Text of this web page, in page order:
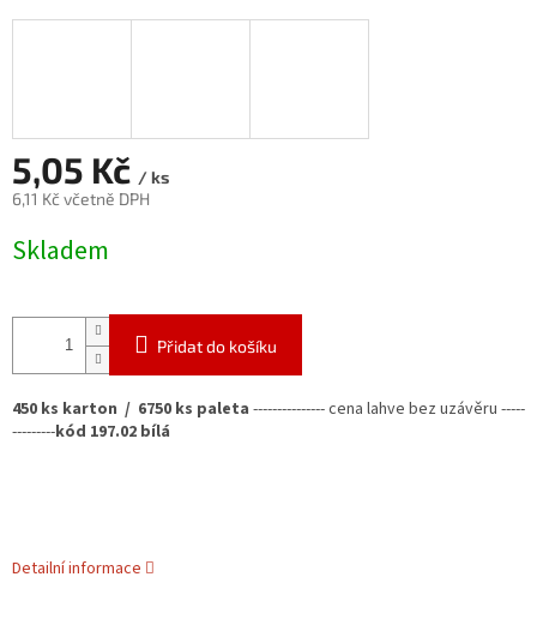
5,05 Kč / ks
6,11 Kč včetně DPH
cena:
Skladem
Přidat do košíku
450 ks karton / 6750 ks paleta ---------------cena lahve bez uzávěru -----
---------kód 197.02 bílá
Detailní informace